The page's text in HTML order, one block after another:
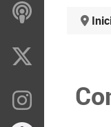
ivoox
Instragram